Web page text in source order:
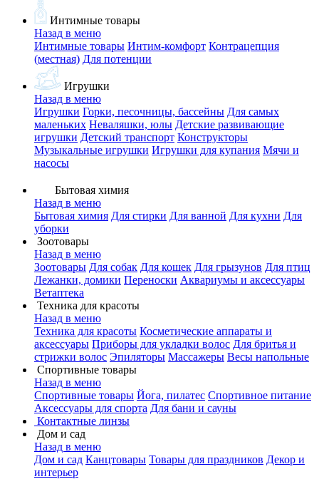
Интимные товары
Назад в меню
Интимные товары Интим-комфорт Контрацепция
(местная) Для потенции
Игрушки
Назад в меню
Игрушки Горки, песочницы, бассейны Для самых
маленьких Неваляшки, юлы Детские развивающие
игрушки Детский транспорт Конструкторы
Музыкальные игрушки Игрушки для купания Мячи и
насосы
Бытовая химия
Назад в меню
Бытовая химия Для стирки Для ванной Для кухни Для
уборки
Зоотовары
Назад в меню
Зоотовары Для собак Для кошек Для грызунов Для птиц
Лежанки, домики Переноски Аквариумы и аксессуары
Ветаптека
Техника для красоты
Назад в меню
Техника для красоты Косметические аппараты и
аксессуары Приборы для укладки волос Для бритья и
стрижки волос Эпиляторы Массажеры Весы напольные
Спортивные товары
Назад в меню
Спортивные товары Йога, пилатес Спортивное питание
Аксессуары для спорта Для бани и сауны
Контактные линзы
Дом и сад
Назад в меню
Дом и сад Канцтовары Товары для праздников Декор и
интерьер